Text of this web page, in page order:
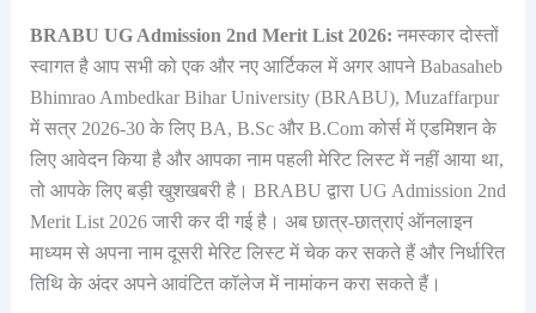
BRABU UG Admission 2nd Merit List 2026: नमस्कार दोस्तों
स्वागत है आप सभी को एक और नए आर्टिकल में अगर आपने Babasaheb
Bhimrao Ambedkar Bihar University (BRABU), Muzaffarpur
में सत्र 2026-30 के लिए BA, B.Sc और B.Com कोर्स में एडमिशन के
लिए आवेदन किया है और आपका नाम पहली मेरिट लिस्ट में नहीं आया था,
तो आपके लिए बड़ी खुशखबरी है। BRABU द्वारा UG Admission 2nd
Merit List 2026 जारी कर दी गई है। अब छात्र-छात्राएं ऑनलाइन
माध्यम से अपना नाम दूसरी मेरिट लिस्ट में चेक कर सकते हैं और निर्धारित
तिथि के अंदर अपने आवंटित कॉलेज में नामांकन करा सकते हैं।